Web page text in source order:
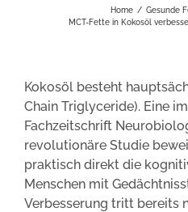
Home / Gesunde
MCT-Fette in Kokosöl
Kokosöl besteht
Chain Triglyceride). Eine
Fachzeitschrift
revolutionäre Studie
praktisch direkt die
Menschen mit
Verbesserung tritt bereits